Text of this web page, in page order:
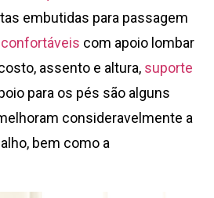
embutidas para passagem
com apoio lombar
assento e altura, suporte
para os pés são alguns
consideravelmente a
bem como a